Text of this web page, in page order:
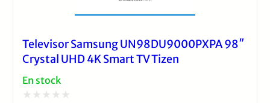
Televisor Samsung UN98DU9000PXPA 98″
Crystal UHD 4K Smart TV Tizen
En stock